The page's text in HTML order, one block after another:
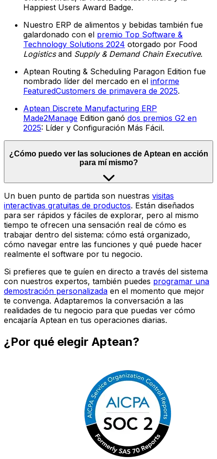
Happiest Users Award Badge.
Nuestro ERP de alimentos y bebidas también fue
galardonado con el premio Top Software &
Technology Solutions 2024 otorgado por Food
Logisticsand Supply & Demand Chain Executive.
Aptean Routing & Scheduling Paragon Edition fue
nombrado líder del mercado en el informe
FeaturedCustomers de primavera de 2025.
Aptean Discrete Manufacturing ERP
Made2Manage Edition ganó dos premios G2 en
2025: Líder y Configuración Más Fácil.
¿Cómo puedo ver las soluciones de Aptean en acción
para mí mismo?
Un buen punto de partida son nuestras visitas
interactivas gratuitas de productos. Están diseñados
para ser rápidos y fáciles de explorar, pero al mismo
tiempo te ofrecen una sensación real de cómo es
trabajar dentro del sistema: cómo está organizado,
cómo navegar entre las funciones y qué puede hacer
realmente el software por tu negocio.
Si prefieres que te guíen en directo a través del sistema
con nuestros expertos, también puedes programar una
demostración personalizada en el momento que mejor
te convenga. Adaptaremos la conversación a las
realidades de tu negocio para que puedas ver cómo
encajaría Aptean en tus operaciones diarias.
¿Por qué elegir Aptean?